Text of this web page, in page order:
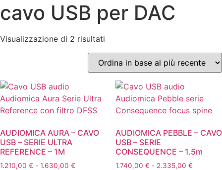
cavo USB per DAC
Visualizzazione di 2 risultati
in
base
al
più
recente
AUDIOMICA AURA – CAVO
USB – SERIE ULTRA
REFERENCE – 1M
1.210,00 € - 1.630,00 €
AUDIOMICA PEBBLE – CAVO
USB – SERIE
CONSEQUENCE – 1.5m
1.740,00 € - 2.335,00 €Fascia